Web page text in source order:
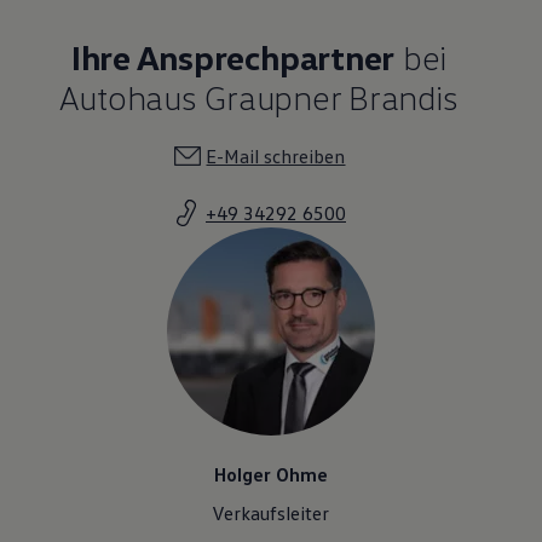
Lifestyle
Transport
Elektromobilität
Pannen- und Unfallhilfe
Volkswagen Kundenbetreuung
Ihre Ansprechpartner bei
Autohaus Graupner Brandis
E-Mail schreiben
+49 34292 6500
Holger Ohme
Verkaufsleiter